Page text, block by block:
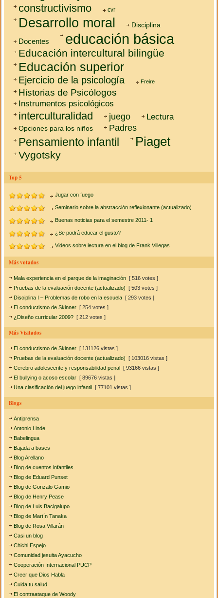
constructivismo cvr
Desarrollo moral Disciplina
Docentes educación básica
Educación intercultural bilingüe
Educación superior
Ejercicio de la psicología Freire
Historias de Psicólogos
Instrumentos psicológicos
interculturalidad juego Lectura
Opciones para los niños Padres
Pensamiento infantil Piaget
Vygotsky
Top 5
Jugar con fuego
Seminario sobre la abstracción reflexionante (actualizado)
Buenas noticias para el semestre 2011- 1
¿Se podrá educar el gusto?
Videos sobre lectura en el blog de Frank Villegas
Más votados
Mala experiencia en el parque de la imaginación [ 516 votes ]
Pruebas de la evaluación docente (actualizado)
[ 503 votes ]
Disciplina I – Problemas de robo en la escuela [ 293 votes ]
El conductismo de Skinner [ 254 votes ]
¿Diseño curricular 2009? [ 212 votes ]
Más Visitados
El conductismo de Skinner [ 131126 vistas ]
Pruebas de la evaluación docente (actualizado)
[ 103016 vistas ]
Cerebro adolescente y responsabilidad penal
[ 93166 vistas ]
El bullying o acoso escolar [ 89676 vistas ]
Una clasificación del juego infantil
[ 77101 vistas ]
Blogs
Antiprensa
Antonio Linde
Babelingua
Bajada a bases
Blog Arellano
Blog de cuentos infantiles
Blog de Eduard Punset
Blog de Gonzalo Gamio
Blog de Henry Pease
Blog de Luis Bacigalupo
Blog de Martín Tanaka
Blog de Rosa Villarán
Casi un blog
Chichi Espejo
Comunidad jesuita Ayacucho
Cooperación Internacional PUCP
Creer que Dios Habla
Cuida tu salud
El contraataque de Woody